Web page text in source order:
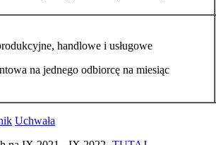
handlowe i usługowe
na jednego odbiorcę na miesiąc
Uchwała